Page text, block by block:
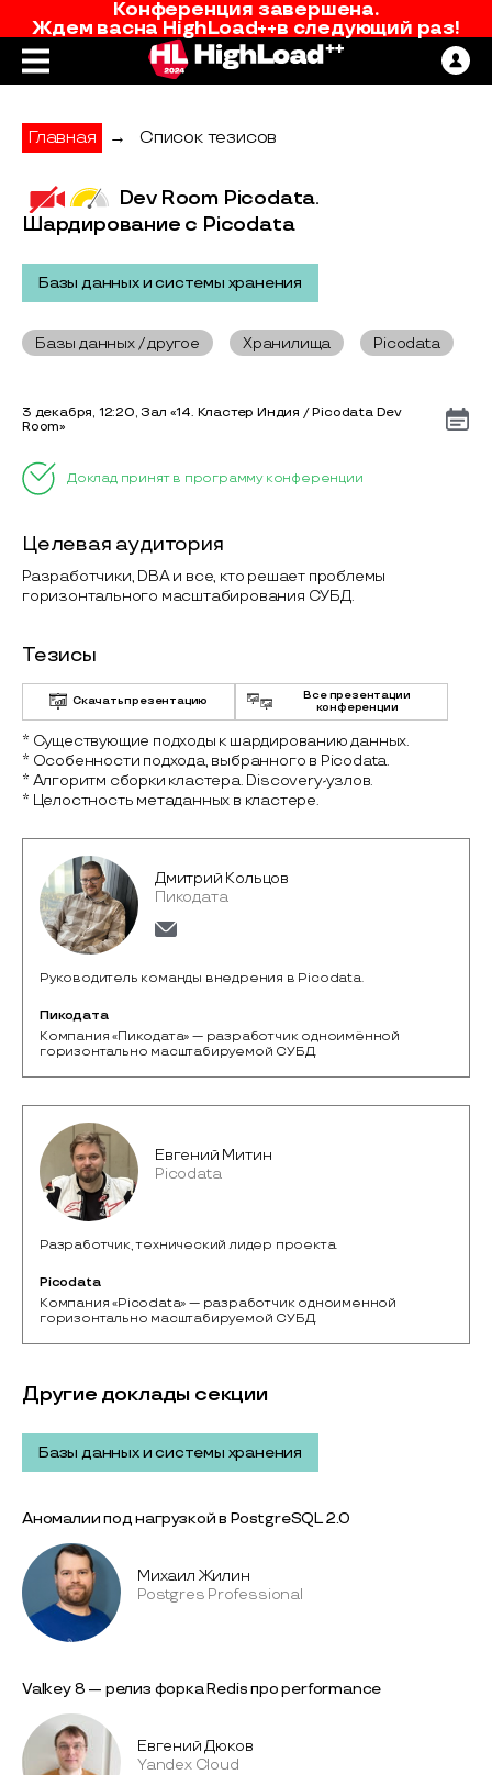
Конференция завершена.
Ждем васна HighLoad++в следующий раз!
Главная → Список тезисов
Dev Room Picodata.
Шардирование с Picodata
Базы данных и системы хранения
Базы данных / другое Хранилища Picodata
3 декабря, 12:20, Зал «14. Кластер Индия / Picodata Dev
Room»
Доклад принят в программу конференции
Целевая аудитория
Разработчики, DBA и все, кто решает проблемы
горизонтального масштабирования СУБД.
Тезисы
Скачать презентацию
Все презентации
конференции
* Существующие подходы к шардированию данных.
* Особенности подхода, выбранного в Picodata.
* Алгоритм сборки кластера. Discovery-узлов.
* Целостность метаданных в кластере.
Дмитрий Кольцов
Пикодата
Руководитель команды внедрения в Picodata.
Пикодата
Компания «Пикодата» — разработчик одноимённой
горизонтально масштабируемой СУБД.
Евгений Митин
Picodata
Разработчик, технический лидер проекта.
Picodata
Компания «Picodata» — разработчик одноименной
горизонтально масштабируемой СУБД.
Другие доклады секции
Базы данных и системы хранения
Аномалии под нагрузкой в PostgreSQL 2.0
Михаил Жилин
Postgres Professional
Valkey 8 — релиз форка Redis про performance
Евгений Дюков
Yandex Cloud